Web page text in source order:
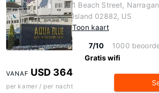
1 Beach Street,
Island 02882, US
Toon kaart
7/10
1000
Gratis wifi
VANAF USD 364
per kamer / per nacht